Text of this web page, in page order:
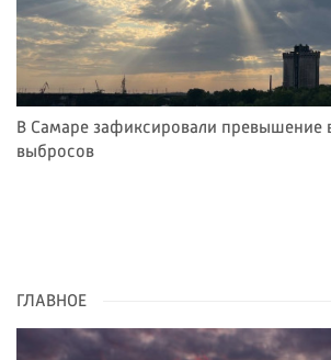
В Самаре зафиксировали превышение
выбросов
ГЛАВНОЕ